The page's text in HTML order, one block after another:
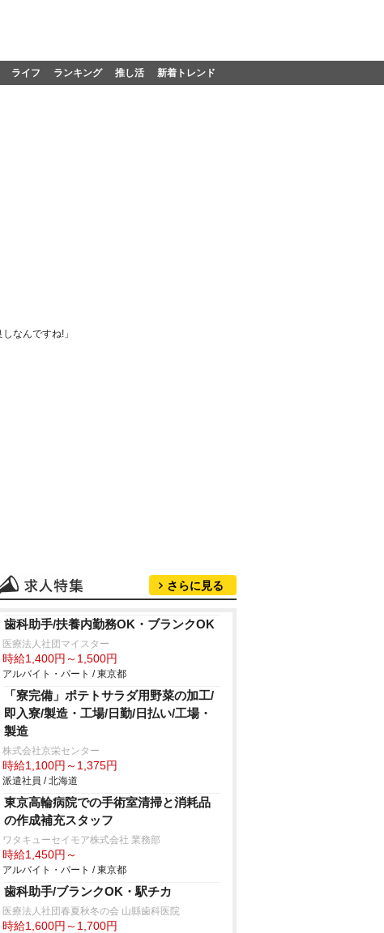
ライフ ランキング 推し活 新着トレンド
なんですね!」
さらに見る
歯科助手/扶養内勤務OK・ブランクOK
医療法人社団マイスター
時給1,400円～1,500円
アルバイト・パート / 東京都
「寮完備」ポテトサラダ用野菜の加工/
即入寮/製造・工場/日勤/日払い/工場・
製造
株式会社京栄センター
時給1,100円～1,375円
派遣社員 / 北海道
東京高輪病院での手術室清掃と消耗品
の作成補充スタッフ
ワタキューセイモア株式会社 業務部
時給1,450円～
アルバイト・パート / 東京都
歯科助手/ブランクOK・駅チカ
医療法人社団春夏秋冬の会 山縣歯科医院
時給1,600円～1,700円